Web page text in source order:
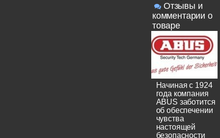
Отзывы и
комментарии о
товаре
Начиная с 1924
года компания
ABUS заботится
об обеспечении
чувства
настоящей
безопасности